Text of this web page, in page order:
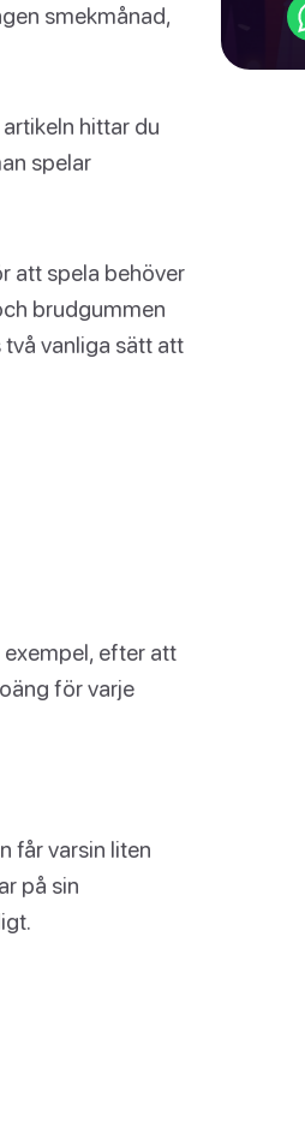
smekmånad,
hittar du
spelar
att spela behöver
brudgummen
vanliga sätt att
efter att
för varje
får varsin liten
på sin